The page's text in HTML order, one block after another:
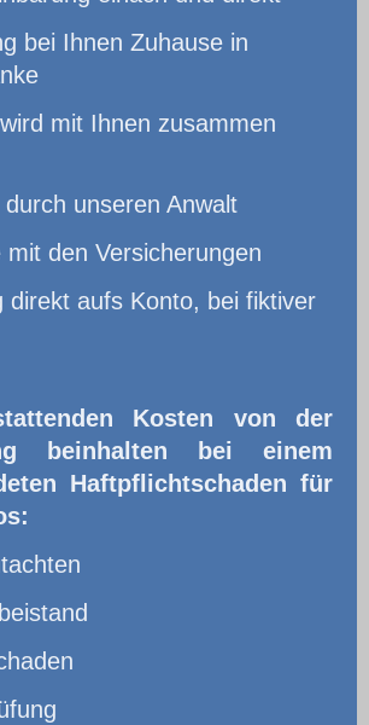
bei Ihnen Zuhause in
mit Ihnen zusammen
unseren Anwalt
mit den Versicherungen
direkt aufs Konto, bei fiktiver
Kosten von der
beinhalten bei einem
Haftpflichtschaden für